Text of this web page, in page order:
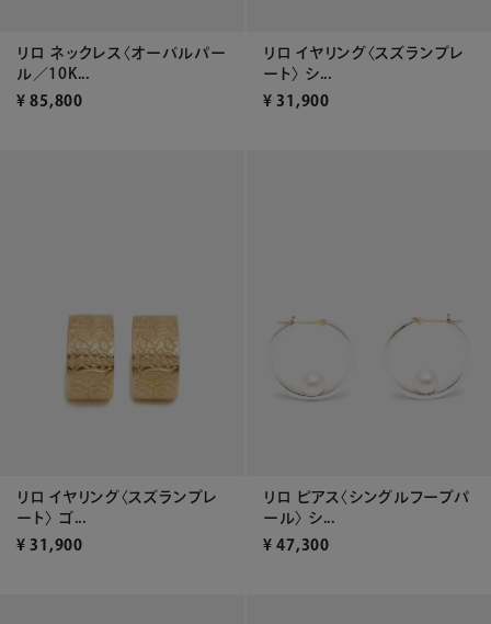
リロ ネックレス〈オーバルパー
ル／10K...
¥ 85,800
リロ イヤリング〈スズランプレ
ート〉 シ...
¥ 31,900
リロ イヤリング〈スズランプレ
ート〉 ゴ...
¥ 31,900
リロ ピアス〈シングルフープパ
ール〉 シ...
¥ 47,300